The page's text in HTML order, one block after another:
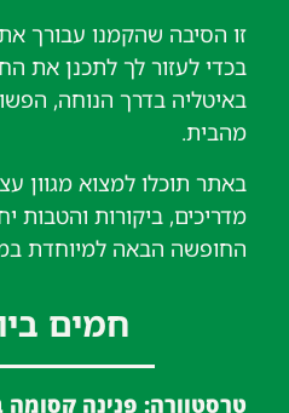
בכדי לעזור לך לתכנן את
באיטליה בדרך הנוחה,
מהבית.
באתר תוכלו למצוא מגוון
מדריכים, ביקורות והטבות
החופשה הבאה למיוחדת
חמים
טרסטוורה: פנינה קסומה